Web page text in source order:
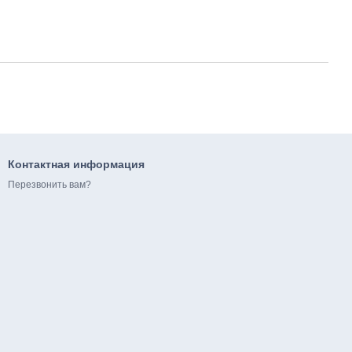
Контактная информация
Перезвонить вам?